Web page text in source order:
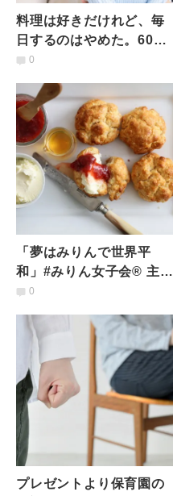
料理は好きだけれど、毎
日するのはやめた。60歳
からの「自分ファース
0
「夢はみりんで世界平
和」#みりん女子会® 主宰
設楽賀奈子さんの考え
の幸せ
0
プレゼントより保育園の